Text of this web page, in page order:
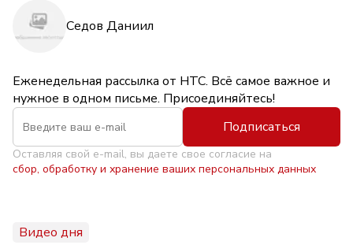
Седов Даниил
Еженедельная рассылка от НТС. Всё самое важное и
нужное в одном письме. Присоединяйтесь!
Подписаться
Оставляя свой e-mail, вы даете свое согласие на
сбор, обработку и хранение ваших персональных данных
Видео дня